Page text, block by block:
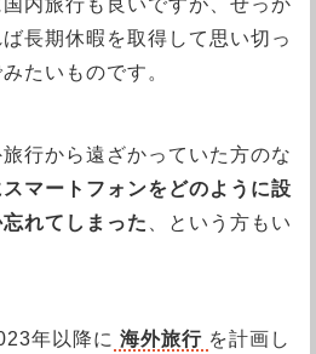
内旅行も良いですが、せっか
長期休暇を取得して思い切っ
たいものです。
行から遠ざかっていた方のな
マートフォンをどのように設
れてしまった
、という方もい
年以降に 海外旅行 を計画し